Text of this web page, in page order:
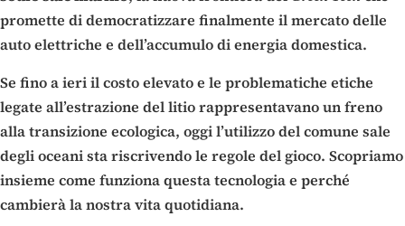
promette di democratizzare finalmente il mercato delle
auto elettriche e dell’accumulo di energia domestica.
Se fino a ieri il costo elevato e le problematiche etiche
legate all’estrazione del litio rappresentavano un freno
alla transizione ecologica, oggi l’utilizzo del comune sale
degli oceani sta riscrivendo le regole del gioco. Scopriamo
insieme come funziona questa tecnologia e perché
cambierà la nostra vita quotidiana.